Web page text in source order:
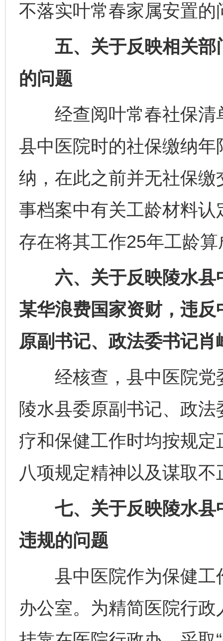
不落实叶常春家属安置的
五、关于反映相关部
的问题
经查阅叶常春社保清
县中医院时的社保缴纳
纳，在此之前并无社保
事档案中有关工龄材料
存在将其工作25年工龄
六、关于反映陵水县
某华浪费国家资财，违
原副书记、政法委书记
经核查，县中医院党
陵水县委原副书记、政
疗和保健工作时均按规
八项规定精神以及谋取
七、关于反映陵水县
违规的问题
县中医院作为保健工
办公室。为精简医院行